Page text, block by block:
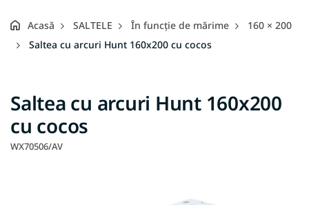
Acasă SALTELE În funcție de mărime
160 × 200
Saltea cu arcuri Hunt 160x200 cu cocos
Saltea cu arcuri Hunt 160x200
cu cocos
WX70506/AV